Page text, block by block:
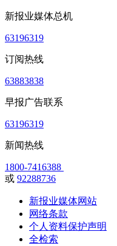
新报业媒体总机
63196319
订阅热线
63883838
早报广告联系
63196319
新闻热线
1800-7416388
或 92288736
新报业媒体网站
网络条款
个人资料保护声明
全检索